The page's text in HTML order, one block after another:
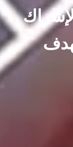
لإشراك